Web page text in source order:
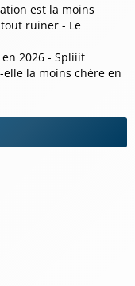
est la moins
ruiner - Le
2026 - Spliiit
elle la moins chère en